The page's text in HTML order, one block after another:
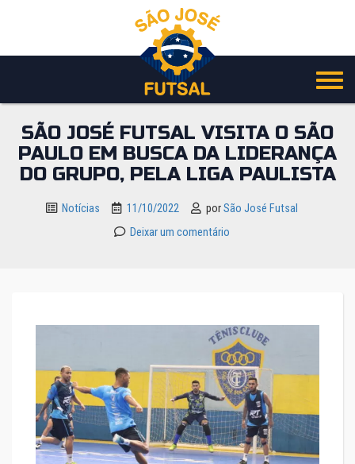
o
SÃO JOSÉ FUTSAL VISITA O SÃO
PAULO EM BUSCA DA LIDERANÇA
DO GRUPO, PELA LIGA PAULISTA
Notícias 11/10/2022 porSão José Futsal
Deixar um comentário